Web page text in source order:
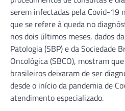
serem infectadas pela Covid-19
que se refere à queda no
nos dois últimos meses, dados
Patologia (SBP) e da Sociedade
Oncológica (SBCO), mostram
brasileiros deixaram de ser
desde o início da pandemia de
atendimento especializado.